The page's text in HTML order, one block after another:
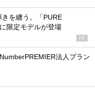
きを纏う。「PURE
限定モデルが登場
PR
法人プラン